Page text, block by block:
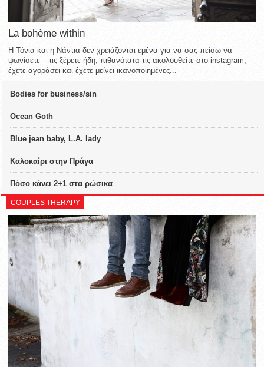
La bohème within
Η Τόνια και η Νάντια δεν χρειάζονται εμένα για να σας πείσω να
ψωνίσετε – τις ξέρετε ήδη, πιθανότατα τις ακολουθείτε στο instagram,
έχετε αγοράσει και έχετε μείνει ικανοποιημένες...
Bodies for business/sin
Ocean Goth
Blue jean baby, L.A. lady
Καλοκαίρι στην Πράγα
Πόσο κάνει 2+1 στα ρώσικα
COUPLES THERAPY